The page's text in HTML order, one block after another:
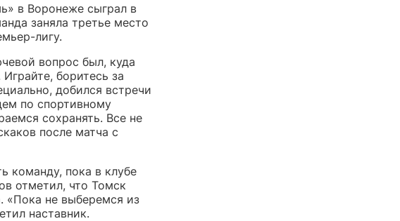
в Воронеже сыграл в
заняла третье место
лигу.
вопрос был, куда
боритесь за
добился встречи
по спортивному
сохранять. Все не
после матча с
команду, пока в клубе
отметил, что Томск
«Пока не выберемся из
наставник.